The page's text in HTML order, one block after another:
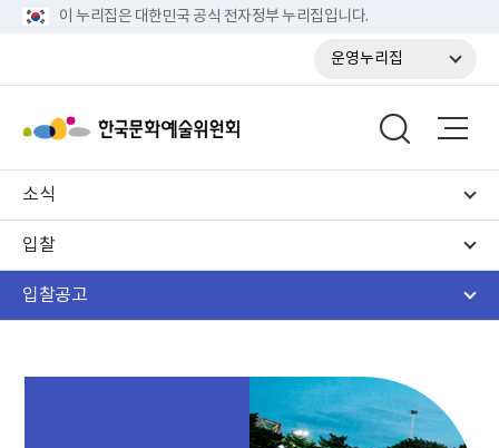
이 누리집은 대한민국 공식 전자정부 누리집입니다.
운영누리집
소식
입찰
입찰공고